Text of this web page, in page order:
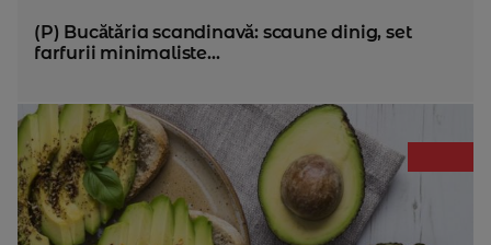
(P) Bucătăria scandinavă: scaune dinig, set
farfurii minimaliste...